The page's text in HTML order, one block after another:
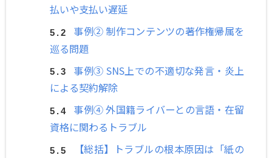
払いや支払い遅延
事例② 制作コンテンツの著作権帰属を
巡る問題
事例③ SNS上での不適切な発言・炎上
による契約解除
事例④ 外国籍ライバーとの言語・在留
資格に関わるトラブル
【総括】トラブルの根本原因は「紙の